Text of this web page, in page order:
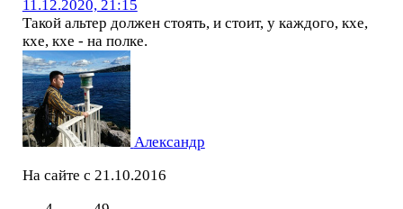
11.12.2020, 21:15
Такой альтер должен стоять, и стоит, у каждого, кхе,
кхе, кхе - на полке.
Александр
На сайте с 21.10.2016